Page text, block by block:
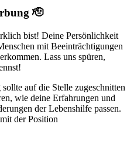
🫡
bist! Deine Persönlichkeit
mit Beeinträchtigungen
Lass uns spüren,
auf die Stelle zugeschnitten
wie deine Erfahrungen und
der Lebenshilfe passen.
der Position